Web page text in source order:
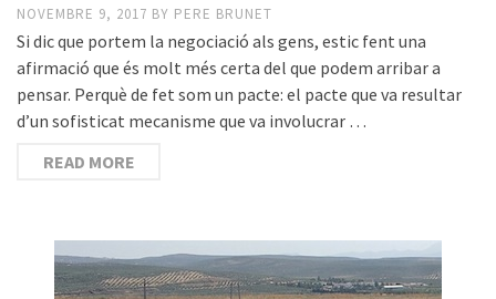
NOVEMBRE 9, 2017 BY PERE BRUNET
Si dic que portem la negociació als gens, estic fent una
afirmació que és molt més certa del que podem arribar a
pensar. Perquè de fet som un pacte: el pacte que va resultar
d’un sofisticat mecanisme que va involucrar …
READ MORE